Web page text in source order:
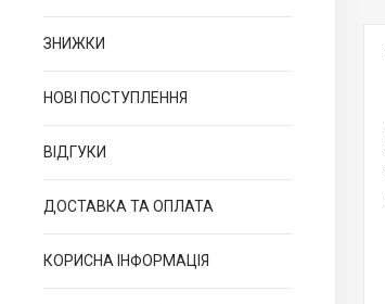
ЗНИЖКИ
НОВІ ПОСТУПЛЕННЯ
ВІДГУКИ
ДОСТАВКА ТА ОПЛАТА
КОРИСНА ІНФОРМАЦІЯ